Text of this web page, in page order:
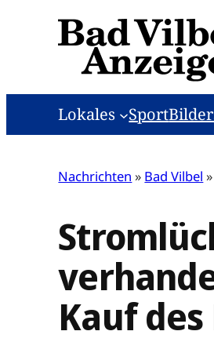
Lokales Sport
Nachrichten » Bad Vilbel »
Kauf